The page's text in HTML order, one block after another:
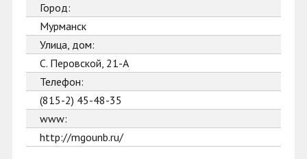
Город:
Мурманск
Улица, дом:
С. Перовской, 21-А
Телефон:
(815-2) 45-48-35
www:
http://mgounb.ru/